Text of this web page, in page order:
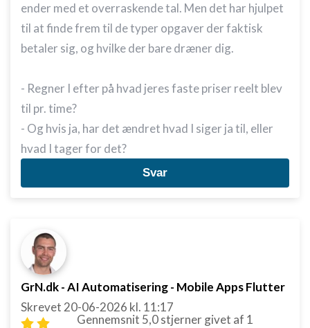
ender med et overraskende tal. Men det har hjulpet
til at finde frem til de typer opgaver der faktisk
betaler sig, og hvilke der bare dræner dig.
- Regner I efter på hvad jeres faste priser reelt blev
til pr. time?
- Og hvis ja, har det ændret hvad I siger ja til, eller
hvad I tager for det?
Svar
GrN.dk - AI Automatisering - Mobile Apps Flutter
Skrevet 20-06-2026 kl. 11:17
Gennemsnit 5,0stjerner givet af 1